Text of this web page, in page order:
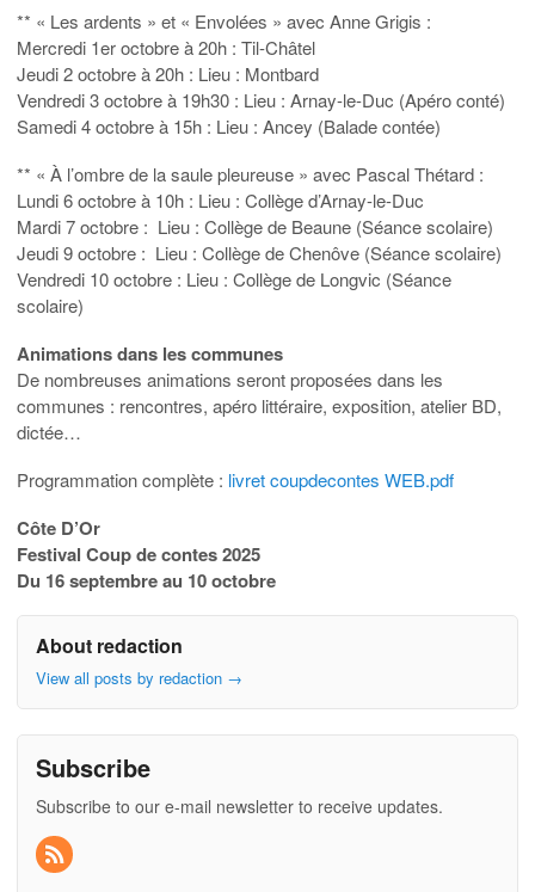
** « Les ardents » et « Envolées » avec Anne Grigis :
Mercredi 1er octobre à 20h : Til-Châtel
Jeudi 2 octobre à 20h : Lieu : Montbard
Vendredi 3 octobre à 19h30 : Lieu : Arnay-le-Duc (Apéro conté)
Samedi 4 octobre à 15h : Lieu : Ancey (Balade contée)
** « À l’ombre de la saule pleureuse » avec Pascal Thétard :
Lundi 6 octobre à 10h : Lieu : Collège d’Arnay-le-Duc
Mardi 7 octobre : Lieu : Collège de Beaune (Séance scolaire)
Jeudi 9 octobre : Lieu : Collège de Chenôve (Séance scolaire)
Vendredi 10 octobre : Lieu : Collège de Longvic (Séance
scolaire)
Animations dans les communes
De nombreuses animations seront proposées dans les
communes : rencontres, apéro littéraire, exposition, atelier BD,
dictée…
Programmation complète : livret coupdecontes WEB.pdf
Côte D’Or
Festival Coup de contes 2025
Du 16 septembre au 10 octobre
About redaction
View all posts by redaction →
Subscribe
Subscribe to our e-mail newsletter to receive updates.